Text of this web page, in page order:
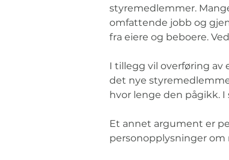
styremedlemmer.
omfattende jobb og
fra eiere og beboere.
I tillegg vil overføring av
det nye
hvor lenge den pågikk.
Et annet argument er
personopplysninger om